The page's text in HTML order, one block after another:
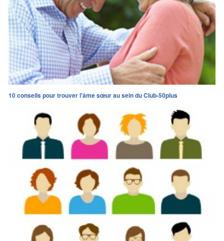
10 conseils pour trouver l'âme sœur au sein du Club-50plus